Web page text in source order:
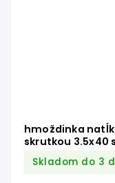
hmoždinka
skrutkou 3.5x40
Skladom do 3